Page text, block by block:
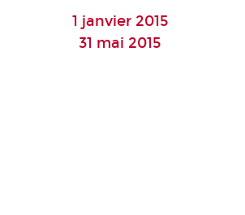
1 janvier 2015
31 mai 2015